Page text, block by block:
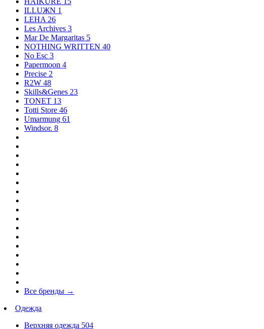
ILLUЖN 1
LEHA 26
Les Archives 3
Mar De Margaritas 5
NOTHING WRITTEN 40
No Esc 3
Papermoon 4
Precise 2
R2W 48
Skills&Genes 23
TONET 13
Totti Store 46
Umarmung 61
Windsor. 8
Все бренды →
Одежда
Верхняя одежда 504